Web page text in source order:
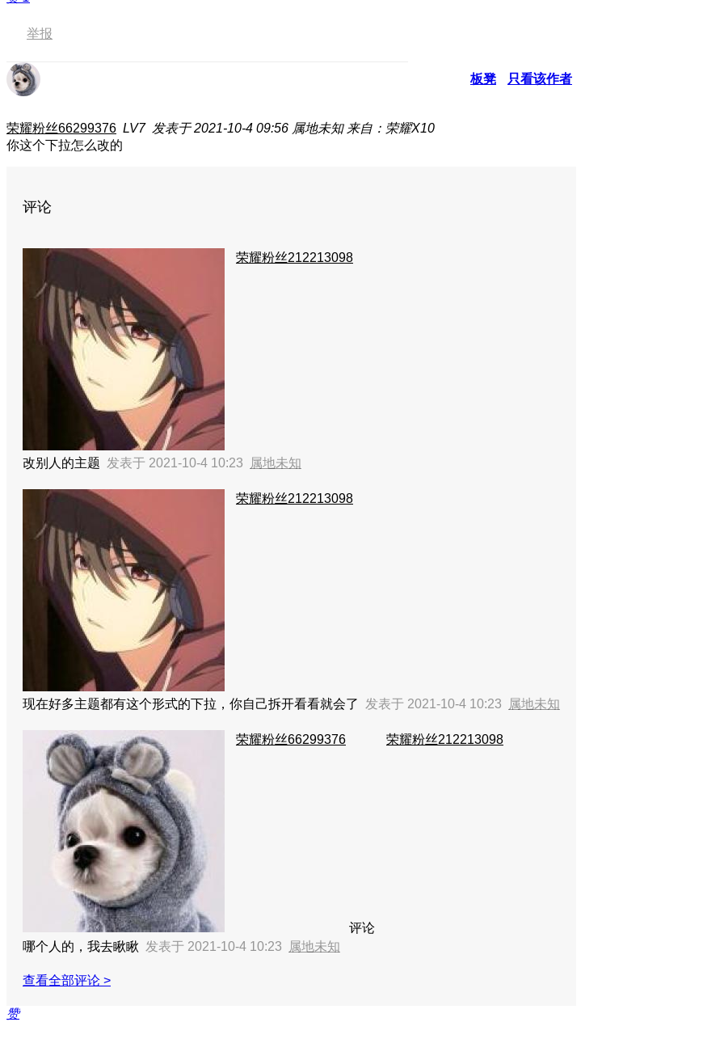
举报
板凳 只看该作者
荣耀粉丝66299376 LV7 发表于 2021-10-4 09:56 属地未知 来自：荣耀X10
你这个下拉怎么改的
评论
荣耀粉丝212213098
改别人的主题 发表于 2021-10-4 10:23 属地未知
荣耀粉丝212213098
现在好多主题都有这个形式的下拉，你自己拆开看看就会了 发表于 2021-10-4 10:23 属地未知
荣耀粉丝66299376
评论
荣耀粉丝212213098
哪个人的，我去瞅瞅 发表于 2021-10-4 10:23 属地未知
查看全部评论 >
赞